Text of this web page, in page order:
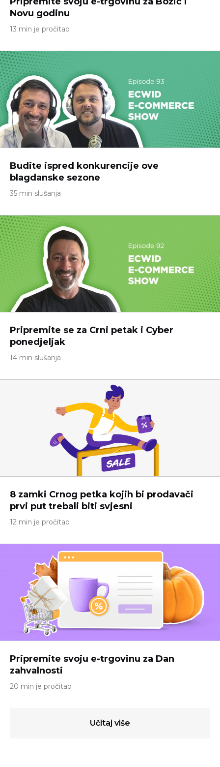
Novu godinu
13 min je pročitao
Budite ispred konkurencije ove
blagdanske sezone
35 min slušanja
Pripremite se za Crni petak i Cyber ​​
ponedjeljak
14 min slušanja
8 zamki Crnog petka kojih bi prodavači
prvi put trebali biti svjesni
12 min je pročitao
Pripremite svoju e-trgovinu za Dan
zahvalnosti
20 min je pročitao
Učitaj više